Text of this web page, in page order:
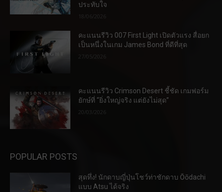
ประทับใจ
18/06/2026
คะแนนรีวิว 007 First Light เปิดตัวแรง สื่อยก
เป็นหนึ่งในเกม James Bond ที่ดีที่สุด
27/05/2026
คะแนนรีวิว Crimson Desert ชี้ชัด เกมฟอร์ม
ยักษ์ที่ “ยิ่งใหญ่จริง แต่ยังไม่สุด”
20/03/2026
POPULAR POSTS
สุดทึ่ง! นักดาบญี่ปุ่นโชว์ท่าชักดาบ Ōōdachi
แบบ Atsu ได้จริง